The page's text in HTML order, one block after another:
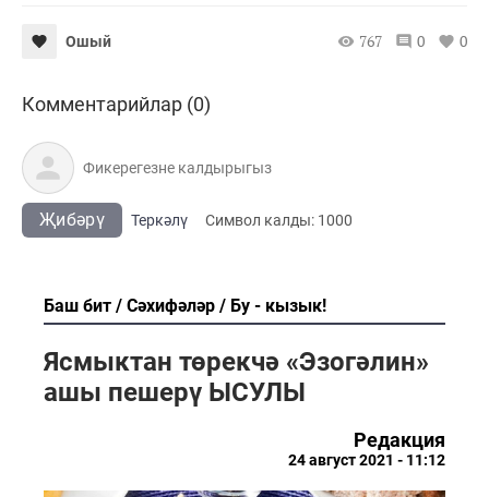
Ошый 767 0 0
Комментарийлар (0)
Җибәрү Теркәлү Cимвол калды: 1000
Баш бит Сәхифәләр Бу - кызык!
Ясмыктан төрекчә «Эзогәлин»
ашы пешерү ЫСУЛЫ
Редакция
24 август 2021 - 11:12